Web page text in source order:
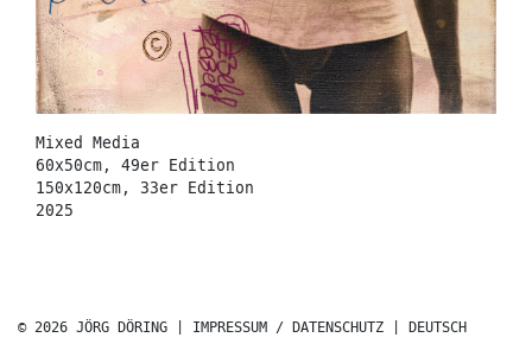
Mixed Media
60x50cm, 49er Edition
150x120cm, 33er Edition
2025
© 2026 JÖRG DÖRING | IMPRESSUM / DATENSCHUTZ DEUTSCH